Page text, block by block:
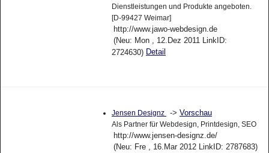
Dienstleistungen und Produkte angeboten.
[D-99427 Weimar]
http://www.jawo-webdesign.de
(Neu: Mon , 12.Dez 2011 LinkID:
2724630) Detail
Jensen Designz -> Vorschau
Als Partner für Webdesign, Printdesign, SEO
http://www.jensen-designz.de/
(Neu: Fre , 16.Mar 2012 LinkID: 2787683)